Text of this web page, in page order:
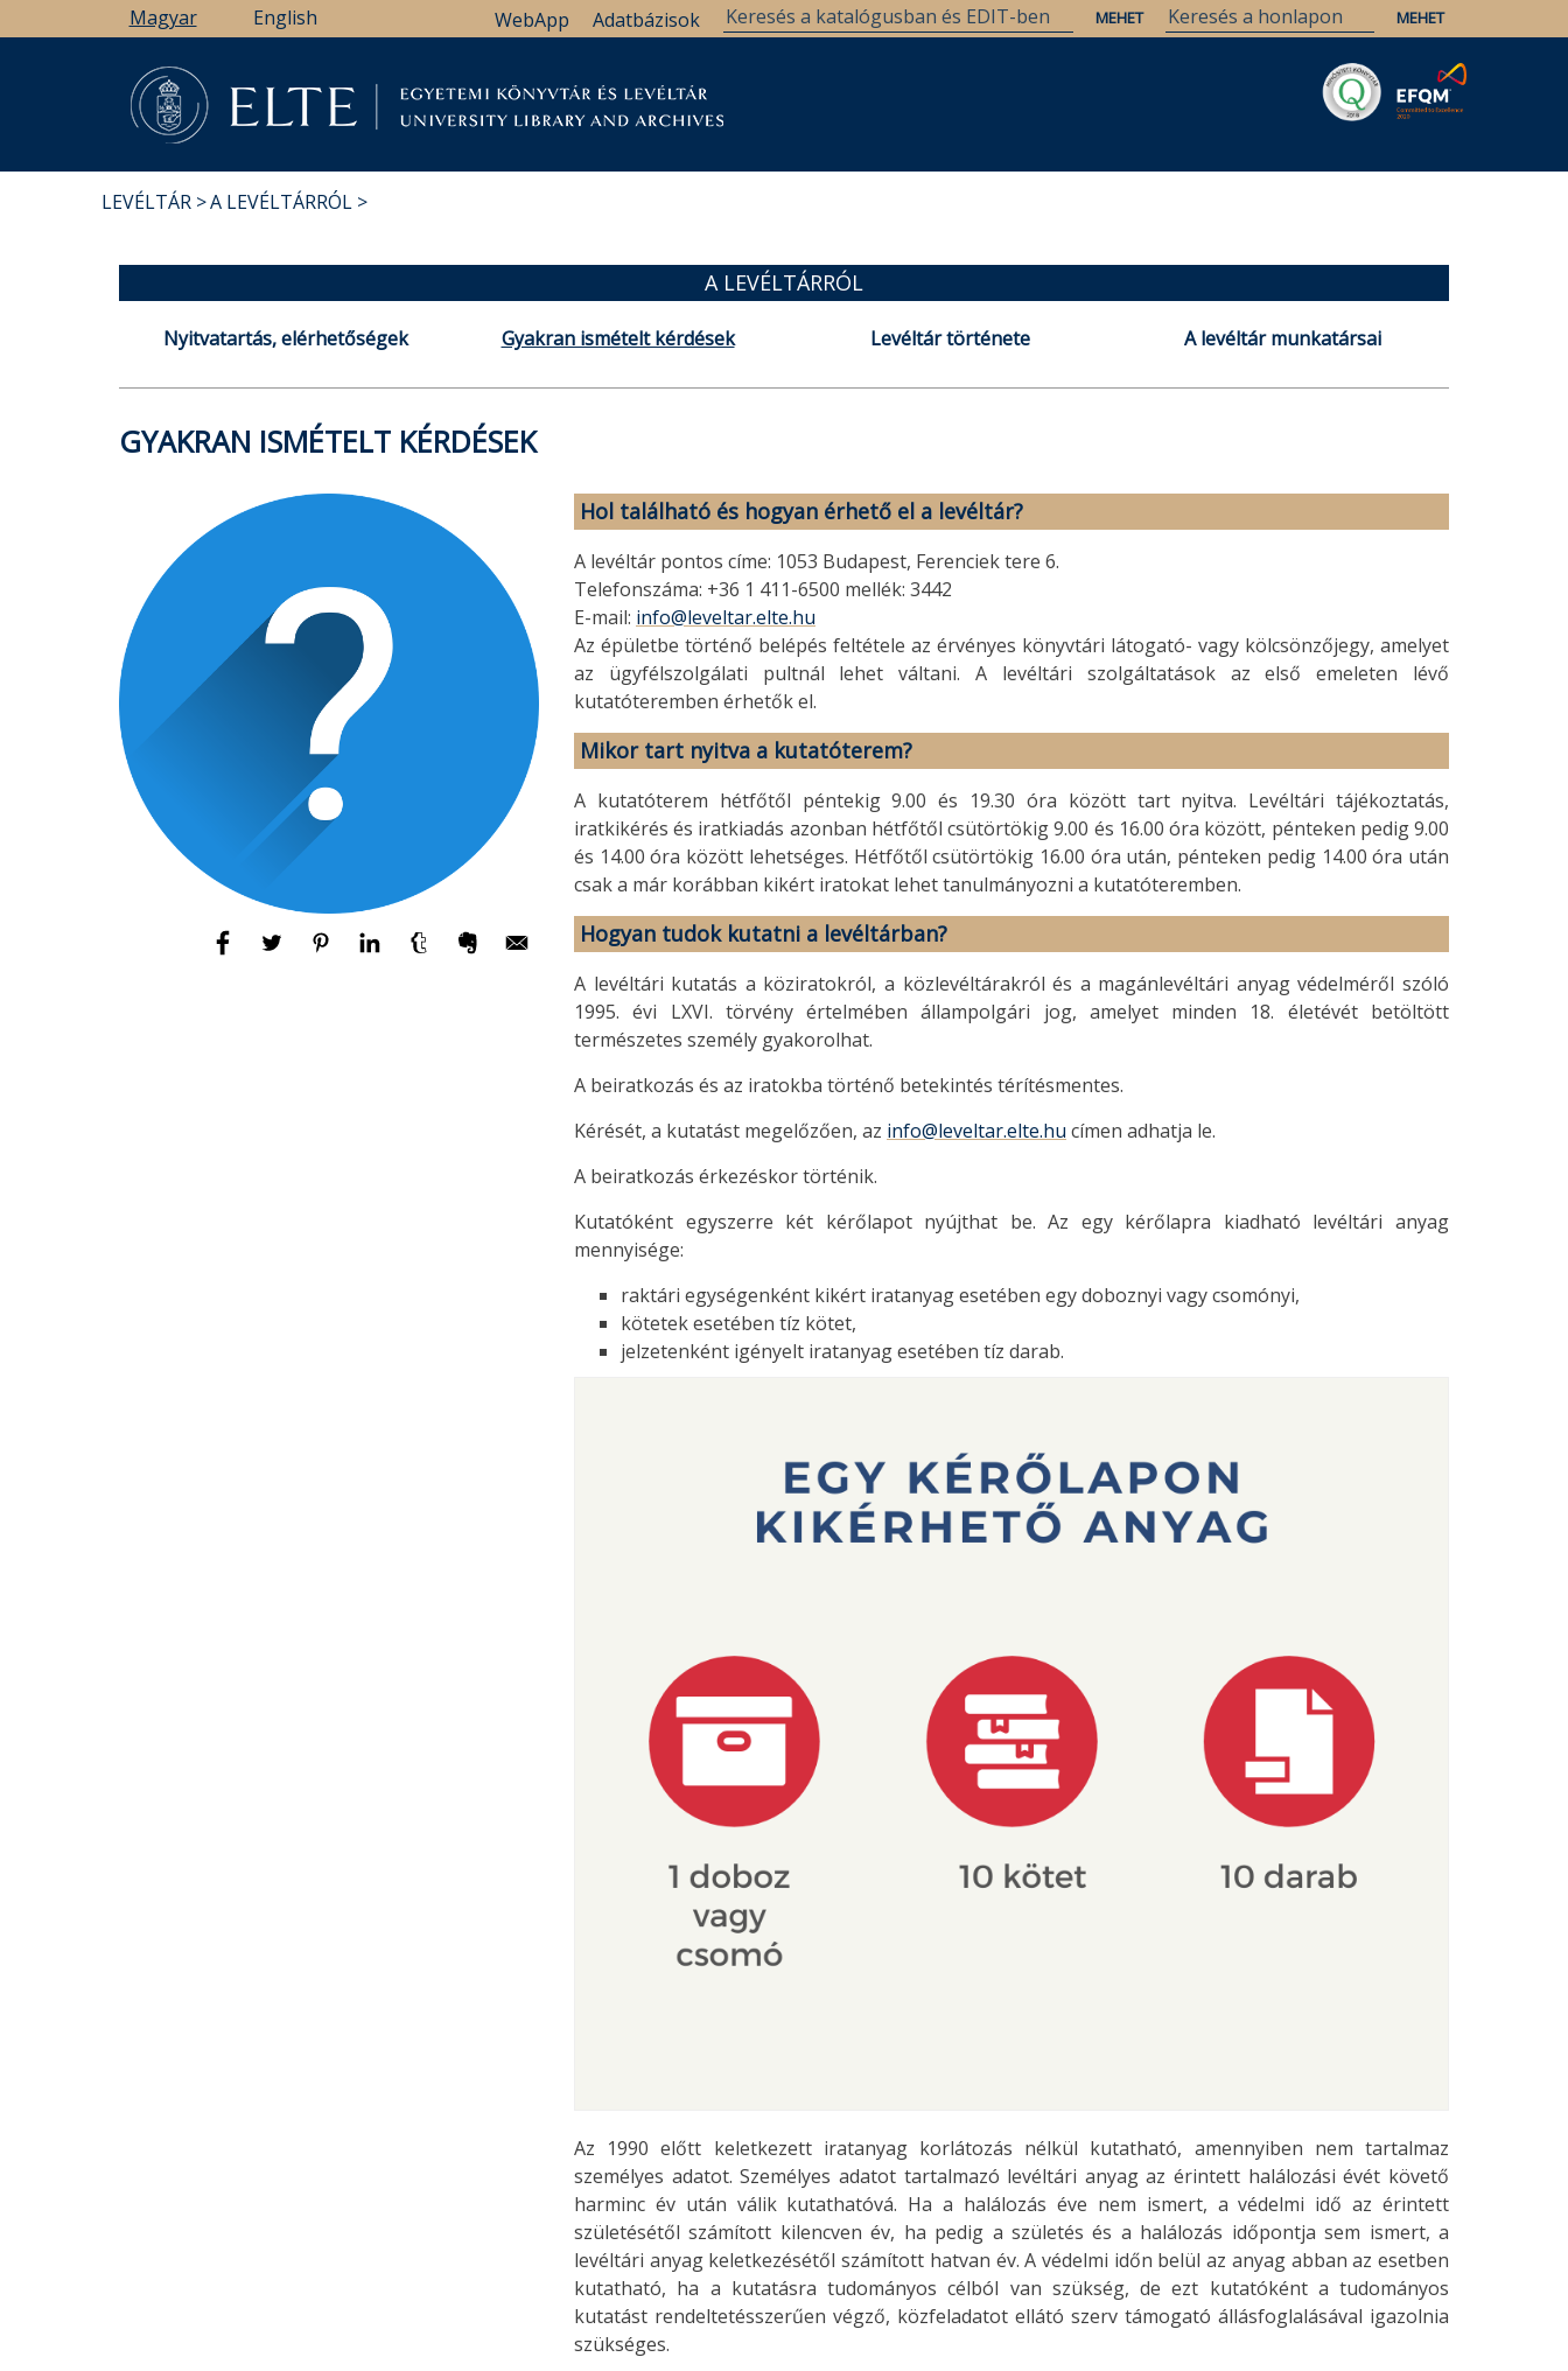
a
Magyar English Adatbázisok
WebApp
LEVÉLTÁR A LEVÉLTÁRRÓL
A LEVÉLTÁRRÓL
Nyitvatartás, elérhetőségek Gyakran ismételt kérdések Levéltár története A levéltár munkatársai
GYAKRAN ISMÉTELT KÉRDÉSEK
Hol található és hogyan érhető el a levéltár?
A levéltár pontos címe: 1053 Budapest, Ferenciek tere 6.
Telefonszáma: +36 1 411-6500 mellék: 3442
E-mail: info@leveltar.elte.hu
Az épületbe történő belépés feltétele az érvényes könyvtári látogató- vagy kölcsönzőjegy, amelyet
az ügyfélszolgálati pultnál lehet váltani. A levéltári szolgáltatások az első emeleten lévő
kutatóteremben érhetők el.
Mikor tart nyitva a kutatóterem?
A kutatóterem hétfőtől péntekig 9.00 és 19.30 óra között tart nyitva. Levéltári tájékoztatás,
iratkikérés és iratkiadás azonban hétfőtől csütörtökig 9.00 és 16.00 óra között, pénteken pedig 9.00
és 14.00 óra között lehetséges. Hétfőtől csütörtökig 16.00 óra után, pénteken pedig 14.00 óra után
csak a már korábban kikért iratokat lehet tanulmányozni a kutatóteremben.
Hogyan tudok kutatni a levéltárban?
A levéltári kutatás a köziratokról, a közlevéltárakról és a magánlevéltári anyag védelméről szóló
1995. évi LXVI. törvény értelmében állampolgári jog, amelyet minden 18. életévét betöltött
természetes személy gyakorolhat.
A beiratkozás és az iratokba történő betekintés térítésmentes.
Kérését, a kutatást megelőzően, az info@leveltar.elte.hu címen adhatja le.
A beiratkozás érkezéskor történik.
Kutatóként egyszerre két kérőlapot nyújthat be. Az egy kérőlapra kiadható levéltári anyag
mennyisége:
raktári egységenként kikért iratanyag esetében egy doboznyi vagy csomónyi,
kötetek esetében tíz kötet,
jelzetenként igényelt iratanyag esetében tíz darab.
Az 1990 előtt keletkezett iratanyag korlátozás nélkül kutatható, amennyiben nem tartalmaz
személyes adatot. Személyes adatot tartalmazó levéltári anyag az érintett halálozási évét követő
harminc év után válik kutathatóvá. Ha a halálozás éve nem ismert, a védelmi idő az érintett
születésétől számított kilencven év, ha pedig a születés és a halálozás időpontja sem ismert, a
levéltári anyag keletkezésétől számított hatvan év. A védelmi időn belül az anyag abban az esetben
kutatható, ha a kutatásra tudományos célból van szükség, de ezt kutatóként a tudományos
kutatást rendeltetésszerűen végző, közfeladatot ellátó szerv támogató állásfoglalásával igazolnia
szükséges.